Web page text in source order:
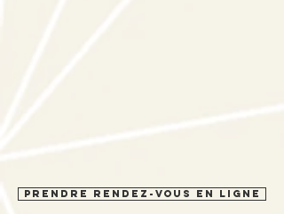
PRENDRE RENDEZ-vous en ligne